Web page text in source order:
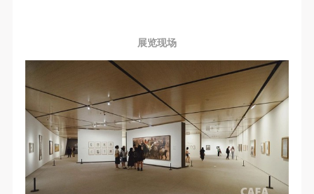
展览现场
快捷登录 帐号密码登录
手机号码
发送验证码
手机号码将作为您的登录账号